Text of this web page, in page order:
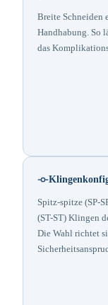
Breite Schneiden
Handhabung. So
das
Spitz-spitze (SP-
(ST-ST) Klingen
Die Wahl richtet